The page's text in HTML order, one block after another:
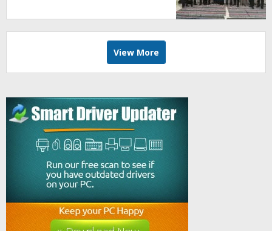
View More